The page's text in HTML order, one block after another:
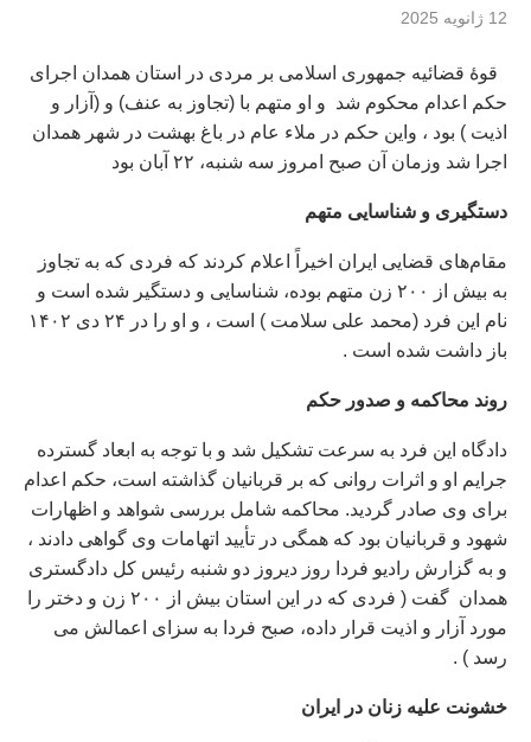
12 ژانویه 2025
قوهٔ قضائیه جمهوری اسلامی بر مردی در استان همدان اجرای
حکم اعدام محكوم شد و او متهم با (تجاوز به عنف) و (آزار و
اذیت ) بود ، واين حكم در ملاء عام در باغ بهشت در شهر همدان
اجرا شد وزمان آن صبح امروز سه‌ شنبه، ۲۲ آبان بود
دستگیری و شناسایی متهم
مقام‌های قضایی ایران اخیراً اعلام کردند که فردی که به تجاوز
به بیش از ۲۰۰ زن متهم بوده، شناسایی و دستگیر شده است و
نام این فرد (محمد على سلامت ) است ، و او را در ۲۴ دی ۱۴۰۲
باز داشت شده است .
روند محاکمه و صدور حکم
دادگاه این فرد به سرعت تشکیل شد و با توجه به ابعاد گسترده
جرایم او و اثرات روانی که بر قربانیان گذاشته است، حکم اعدام
برای وی صادر گردید. محاکمه شامل بررسی شواهد و اظهارات
شهود و قربانیان بود که همگی در تأیید اتهامات وی گواهی دادند ،
و به گزارش رادیو فردا روز ديروز دو شنبه رئیس کل دادگستری
همدان گفت ( فردی که در این استان بیش از ۲۰۰ زن و دختر را
مورد آزار و اذیت قرار داده، صبح فردا به سزای اعمالش می‌
رسد ) .
خشونت عليه زنان در ايران